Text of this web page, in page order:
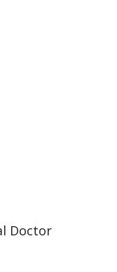
Doctor